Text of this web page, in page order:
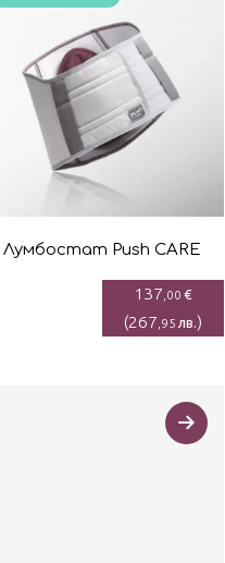
Лумбостaт Push CARE
137 ,00 €
(267 ,95 лв.)